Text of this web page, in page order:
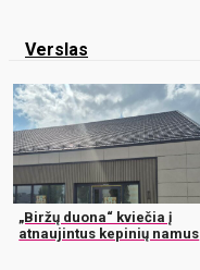
Verslas
„Biržų duona“ kviečia į
atnaujintus kepinių namus